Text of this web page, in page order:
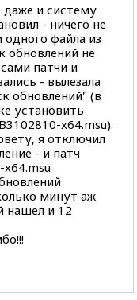
даже и систему
- ничего не
файла из
обновлений не
патчи и
- вылезала
обновлений" (в
установить
x64.msu).
я отключил
- и патч
минут аж
нашел и 12